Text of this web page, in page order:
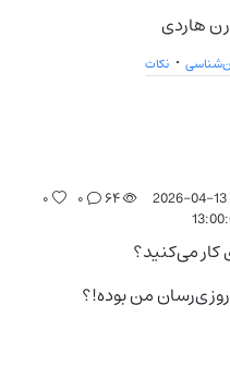
هاردی
نکات
2026-04-13
۶۴ ۰ ۰
کار می‌کنید؟
من بوده!؟